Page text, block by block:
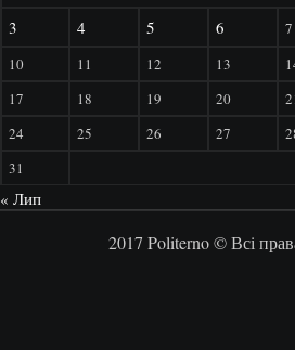
3
4 5 6 7
10
11 12 13
17
18 19 20
24
25 26 27
31
« Лип
2017 Politerno © Всі